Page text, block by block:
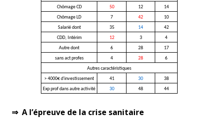
Chômage CD
50 12
14
Chômage LD
7 42
10
Salarié dont
35 14
42
CDD, Intérim
12 3
4
Autre dont
6 28
17
sans act profes
4 28
6
Autres caractéristiques
> 4000€ d'investissement
41 30
38
Exp prof dans autre activité
30 48 44
⇒ A l’épreuve de la crise sanitaire